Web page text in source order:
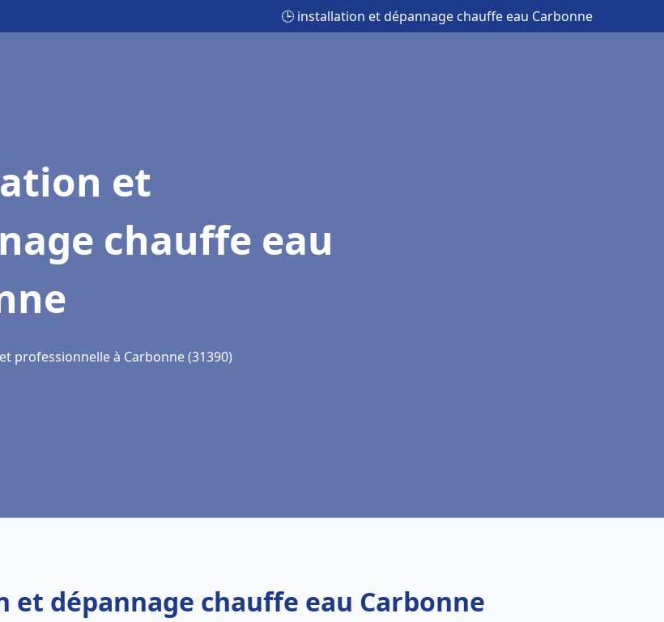
🕒 installation et dépannage chauffe eau Carbonne
et
chauffe eau
professionnelle à Carbonne (31390)
et dépannage chauffe eau Carbonne